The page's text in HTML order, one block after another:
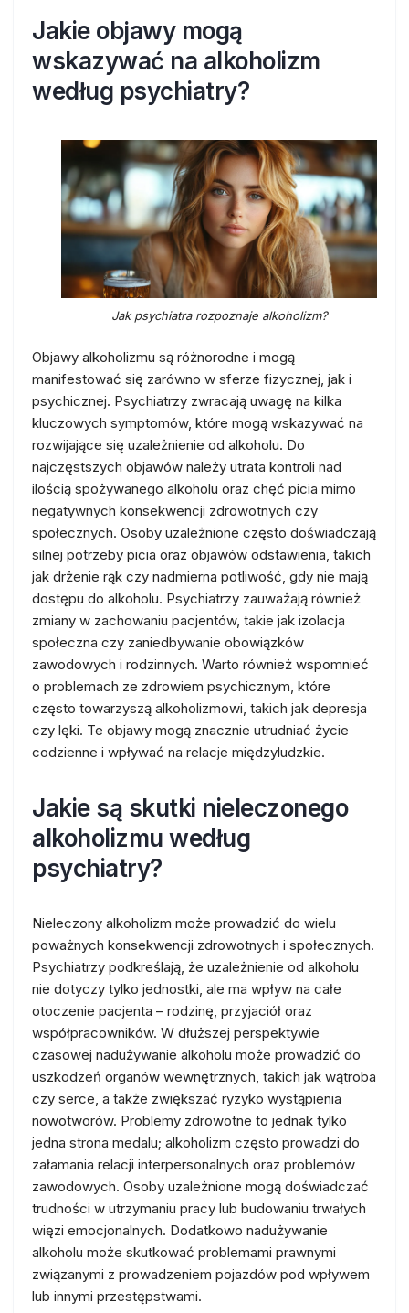
Jakie objawy mogą
wskazywać na alkoholizm
według psychiatry?
Jak psychiatra rozpoznaje alkoholizm?
Objawy alkoholizmu są różnorodne i mogą
manifestować się zarówno w sferze fizycznej, jak i
psychicznej. Psychiatrzy zwracają uwagę na kilka
kluczowych symptomów, które mogą wskazywać na
rozwijające się uzależnienie od alkoholu. Do
najczęstszych objawów należy utrata kontroli nad
ilością spożywanego alkoholu oraz chęć picia mimo
negatywnych konsekwencji zdrowotnych czy
społecznych. Osoby uzależnione często doświadczają
silnej potrzeby picia oraz objawów odstawienia, takich
jak drżenie rąk czy nadmierna potliwość, gdy nie mają
dostępu do alkoholu. Psychiatrzy zauważają również
zmiany w zachowaniu pacjentów, takie jak izolacja
społeczna czy zaniedbywanie obowiązków
zawodowych i rodzinnych. Warto również wspomnieć
o problemach ze zdrowiem psychicznym, które
często towarzyszą alkoholizmowi, takich jak depresja
czy lęki. Te objawy mogą znacznie utrudniać życie
codzienne i wpływać na relacje międzyludzkie.
Jakie są skutki nieleczonego
alkoholizmu według
psychiatry?
Nieleczony alkoholizm może prowadzić do wielu
poważnych konsekwencji zdrowotnych i społecznych.
Psychiatrzy podkreślają, że uzależnienie od alkoholu
nie dotyczy tylko jednostki, ale ma wpływ na całe
otoczenie pacjenta – rodzinę, przyjaciół oraz
współpracowników. W dłuższej perspektywie
czasowej nadużywanie alkoholu może prowadzić do
uszkodzeń organów wewnętrznych, takich jak wątroba
czy serce, a także zwiększać ryzyko wystąpienia
nowotworów. Problemy zdrowotne to jednak tylko
jedna strona medalu; alkoholizm często prowadzi do
załamania relacji interpersonalnych oraz problemów
zawodowych. Osoby uzależnione mogą doświadczać
trudności w utrzymaniu pracy lub budowaniu trwałych
więzi emocjonalnych. Dodatkowo nadużywanie
alkoholu może skutkować problemami prawnymi
związanymi z prowadzeniem pojazdów pod wpływem
lub innymi przestępstwami.